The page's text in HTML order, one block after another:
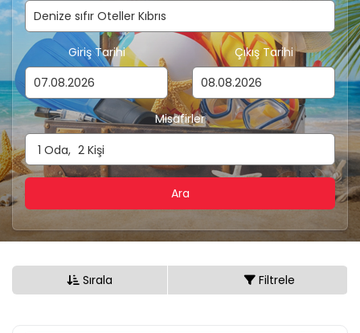
Giriş Tarihi Çıkış Tarihi
Misafirler
1 Oda, 2 Kişi
Ara
Sırala Filtrele